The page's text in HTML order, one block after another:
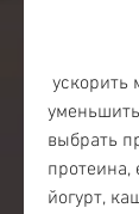
выбрать
протеина,
йогурт,